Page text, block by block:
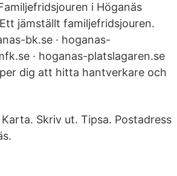
i Höganäs
jämställt familjefridsjouren.
bk.se · hoganas-
· hoganas-platslagaren.se
dig att hitta hantverkare och
Skriv ut. Tipsa. Postadress